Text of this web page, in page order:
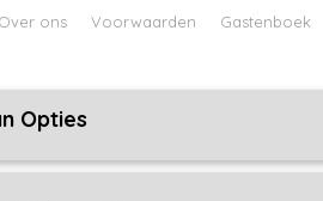
Over ons Voorwaarden Gastenboek
BABY
Opties